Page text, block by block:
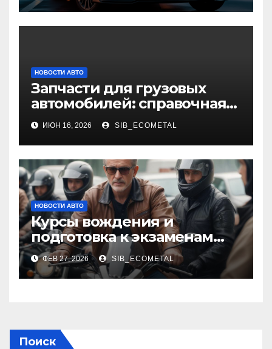
НОВОСТИ АВТО
Запчасти для грузовых
автомобилей: справочная
база по корейским и
японским моделям
ИЮН 16, 2026 SIB_ECOMETAL
НОВОСТИ АВТО
Курсы вождения и
подготовка к экзаменам
для получения
водительских прав
категорий A, B, C
ФЕВ 27, 2026 SIB_ECOMETAL
Поиск